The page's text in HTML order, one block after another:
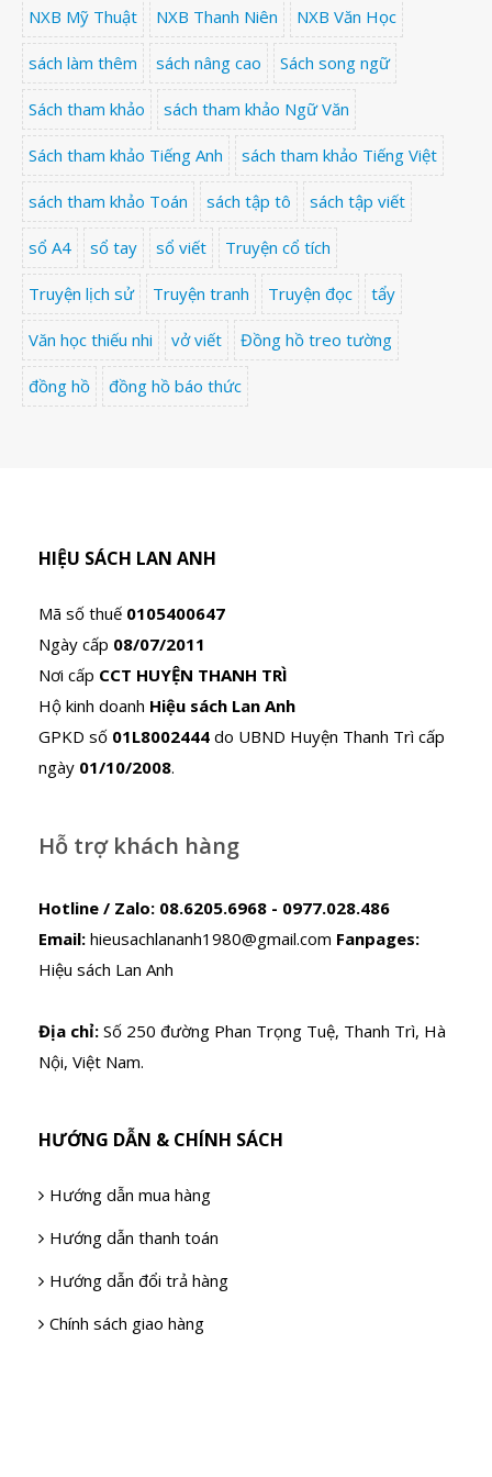
NXB Mỹ Thuật NXB Thanh Niên NXB Văn Học
sách làm thêm sách nâng cao Sách song ngữ
Sách tham khảo sách tham khảo Ngữ Văn
Sách tham khảo Tiếng Anh sách tham khảo Tiếng Việt
sách tham khảo Toán sách tập tô sách tập viết
sổ A4 sổ tay sổ viết Truyện cổ tích
Truyện lịch sử Truyện tranh Truyện đọc tẩy
Văn học thiếu nhi vở viết Đồng hồ treo tường
đồng hồ đồng hồ báo thức
HIỆU SÁCH LAN ANH
Mã số thuế 0105400647
Ngày cấp 08/07/2011
Nơi cấp CCT HUYỆN THANH TRÌ
Hộ kinh doanh Hiệu sách Lan Anh
GPKD số 01L8002444 do UBND Huyện Thanh Trì cấp
ngày 01/10/2008.
Hỗ trợ khách hàng
Hotline / Zalo: 08.6205.6968 - 0977.028.486
Email: hieusachlananh1980@gmail.com Fanpages:
Hiệu sách Lan Anh
Địa chỉ: Số 250 đường Phan Trọng Tuệ, Thanh Trì, Hà
Nội, Việt Nam.
HƯỚNG DẪN & CHÍNH SÁCH
Hướng dẫn mua hàng
Hướng dẫn thanh toán
Hướng dẫn đổi trả hàng
Chính sách giao hàng